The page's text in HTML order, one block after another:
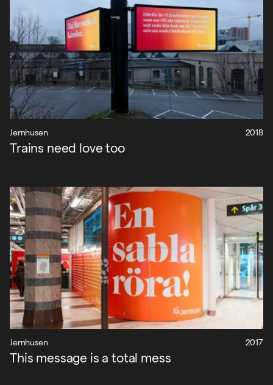
Jernhusen 2018
Trains need love too
Jernhusen 2017
This message is a total mess